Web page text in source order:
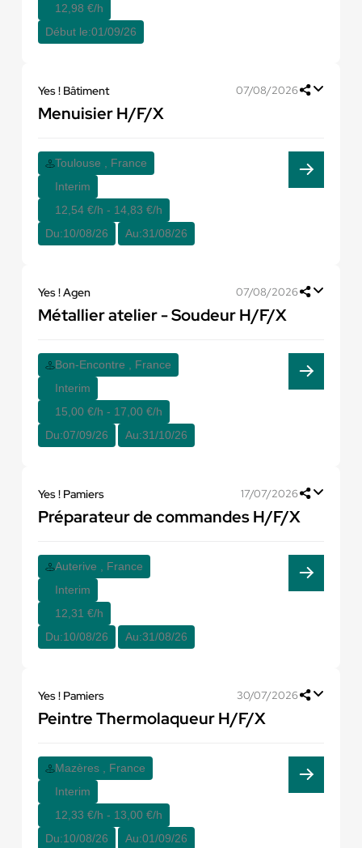
12,98 €/h
Début le:01/09/26
Yes ! Bâtiment 07/08/2026
Menuisier H/F/X
Toulouse , France
Interim
12,54 €/h - 14,83 €/h
Du:10/08/26 Au:31/08/26
Yes ! Agen 07/08/2026
Métallier atelier - Soudeur H/F/X
Bon-Encontre , France
Interim
15,00 €/h - 17,00 €/h
Du:07/09/26 Au:31/10/26
Yes ! Pamiers 17/07/2026
Préparateur de commandes H/F/X
Auterive , France
Interim
12,31 €/h
Du:10/08/26 Au:31/08/26
Yes ! Pamiers 30/07/2026
Peintre Thermolaqueur H/F/X
Mazères , France
Interim
12,33 €/h - 13,00 €/h
Du:10/08/26 Au:01/09/26